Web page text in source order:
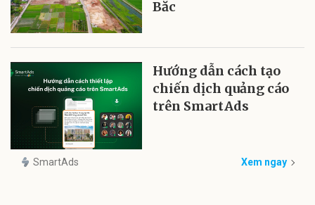
Bắc
Hướng dẫn cách tạo
chiến dịch quảng cáo
trên SmartAds
SmartAds Xem ngay